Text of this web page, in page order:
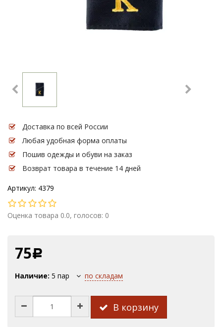
Доставка по всей России
Любая удобная форма оплаты
Пошив одежды и обуви на заказ
Возврат товара в течение 14 дней
Артикул: 4379
Оценка товара 0.0, голосов: 0
75Р
Наличие: 5 пар по складам
В корзину